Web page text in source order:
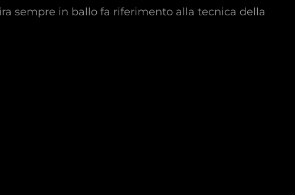
sempre in ballo fa riferimento alla tecnica della